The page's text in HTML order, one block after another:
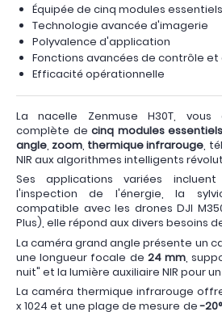
Équipée de cinq modules essentiels
Technologie avancée d'imagerie
Polyvalence d'application
Fonctions avancées de contrôle
Efficacité opérationnelle
La nacelle Zenmuse H30T,
complète decinq modules essentiels
angle zoom thermique infrarouge ,
NIR aux algorithmes intelligents
Ses applications variées
l'inspection de l'énergie, la
compatible avec les drones DJI
Plus), elle répond aux divers besoins
La caméra grand angle présente un
une longueur focale de 24 mm ,
nuit" et la lumière auxiliaire NIR pour
La caméra thermique infrarouge
x 1024 et une plage de mesure de-